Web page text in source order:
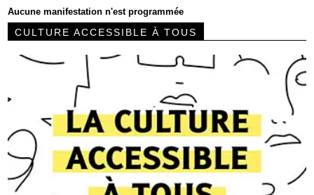
Aucune manifestation n'est programmée
CULTURE ACCESSIBLE À TOUS